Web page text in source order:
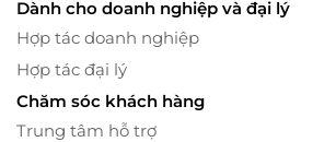
Dành cho doanh nghiệp và đại lý
Hợp tác doanh nghiệp
Hợp tác đại lý
Chăm sóc khách hàng
Trung tâm hỗ trợ